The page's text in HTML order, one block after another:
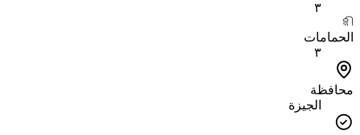
٣
الحمامات
٣
محافظة
الجيزة